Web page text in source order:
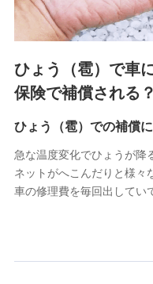
各種セミナーの案内、開
上記に係る連絡・手続
4.家族・友達紹介にて
被紹介者への連絡、及び
けている保険会社・提携
供し、金融商品等の契約
アンケートやキャンペー
上記に係る連絡・手続き
5.通話録音にて取得す
ひょう（雹）で車
保険で補償される？
ひょう（雹）での補償
急な温度変化でひょうが降
ネットがへこんだりと様々
車の修理費を毎回出してい